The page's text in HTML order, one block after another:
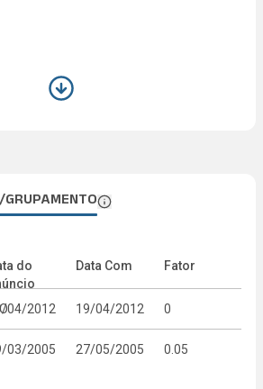
do
Data Com Fator
04/2012 19/04/2012 0
03/2005 27/05/2005 0.05